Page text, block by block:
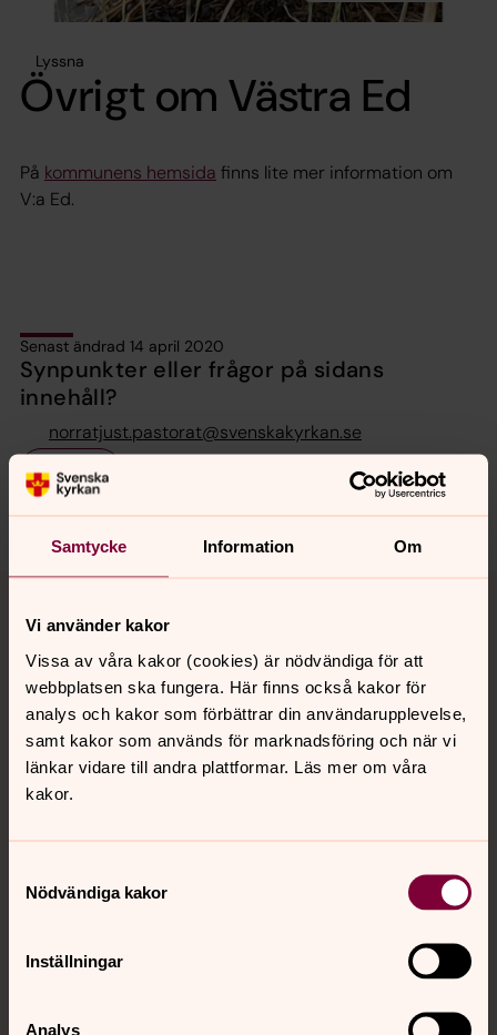
Samtycke Information Om
Vi använder kakor
Vissa av våra kakor (cookies) är nödvändiga för att
webbplatsen ska fungera. Här finns också kakor för
analys och kakor som förbättrar din användarupplevelse,
samt kakor som används för marknadsföring och när vi
länkar vidare till andra plattformar. Läs mer om våra
kakor.
Nödvändiga kakor
Inställningar
Analys
Lyssna
Övrigt om Västra Ed
På kommunens hemsida finns lite mer information om
V:a Ed.
Senast ändrad 14 april 2020
Synpunkter eller frågor på sidans
innehåll?
norratjust.pastorat@svenskakyrkan.se
Dela
Tillbaka till toppen
Tillbaka till innehållet
Kontakt
Kalender